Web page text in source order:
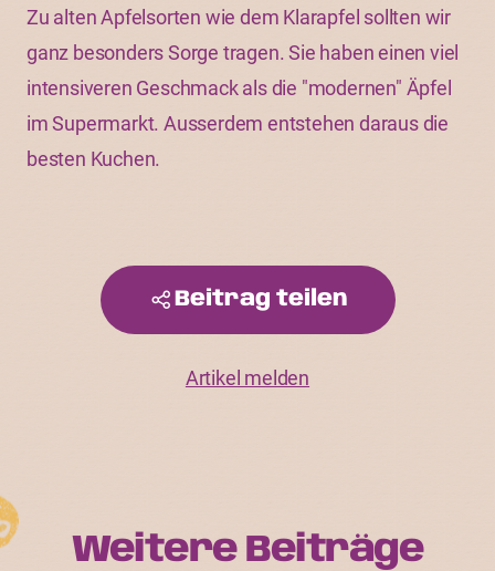
Zu alten Apfelsorten wie dem Klarapfel sollten wir
ganz besonders Sorge tragen. Sie haben einen viel
intensiveren Geschmack als die "modernen" Äpfel
im Supermarkt. Ausserdem entstehen daraus die
besten Kuchen.
Beitrag teilen
Artikel melden
Weitere Beiträge